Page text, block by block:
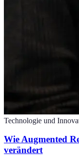
Technologie und
Wie Augmented
verändert